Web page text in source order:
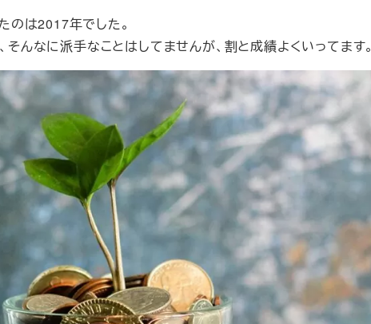
のは2017年でした。
そんなに派手なことはしてませんが、割と成績よくいってます。